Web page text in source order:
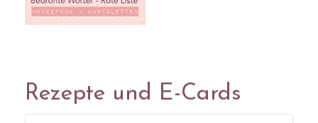
Rezepte und E-Cards